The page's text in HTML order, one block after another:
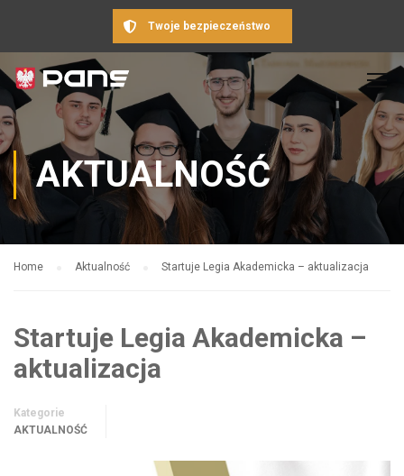
Twoje bezpieczeństwo
AKTUALNOŚĆ
Home Aktualność Startuje Legia Akademicka – aktualizacja
Startuje Legia Akademicka –
aktualizacja
Kategorie
AKTUALNOŚĆ